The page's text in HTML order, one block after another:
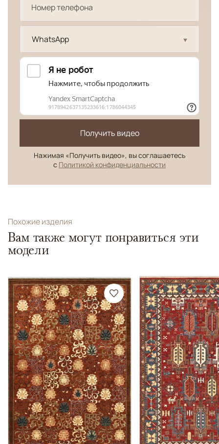
WhatsApp
Получить видео
Нажимая «Получить видео», вы соглашаетесь
с Политикой конфиденциальности
Похожие изделия
Вам также могут понравиться эти
модели